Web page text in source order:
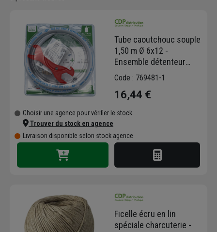
propose des gammes complètes pour la
Nous vous proposons des sacs et rouleaux
sous vide pour en finir avec le gaspillage
alimentaire et prolonger la durée de vie des
aliments, des contenants de qualité et du film
alimentaire pour conserver vos aliments au
congélateur ou au réfrigérateur, ainsi que des
bassines, poëles, couteaux et autres
Tube caoutchouc souple
1,50 m Ø 6x12 -
Ensemble détenteur
butane tétine et clé de
Code : 769481-1
16,44 €
Choisir une agence pour vérifier le stock
Trouver du stock en agence
Livraison disponible selon stock agence
Ficelle écru en lin
spéciale charcuterie -